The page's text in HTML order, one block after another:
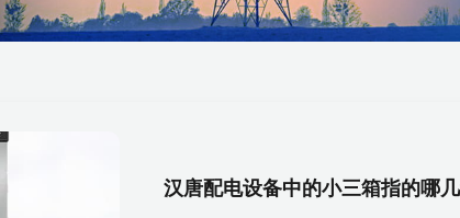
汉唐配电设备中的小三箱指的哪